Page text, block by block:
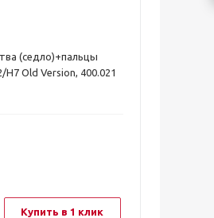
(седло)+пальцы
H7 Old Version, 400.021
Купить в 1 клик